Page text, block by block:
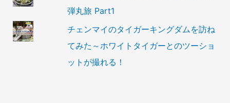
弾丸旅 Part1
チェンマイのタイガーキングダムを訪ね
てみた～ホワイトタイガーとのツーショ
ットが撮れる！